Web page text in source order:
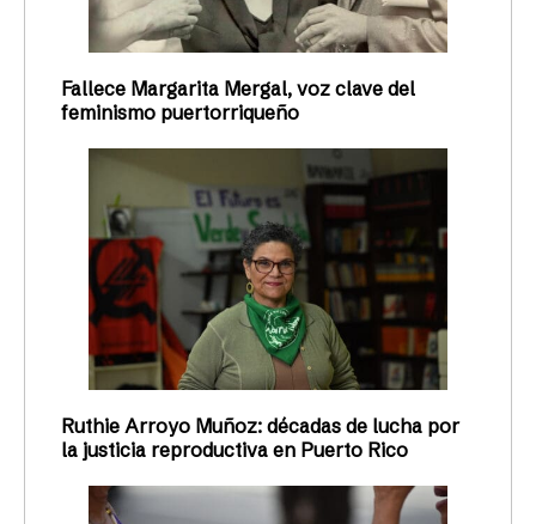
Fallece Margarita Mergal, voz clave del
feminismo puertorriqueño
Ruthie Arroyo Muñoz: décadas de lucha por
la justicia reproductiva en Puerto Rico